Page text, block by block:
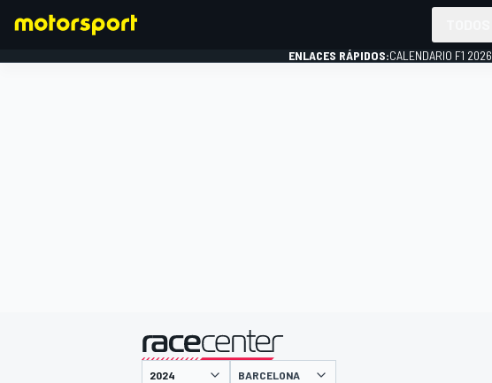
ENLACES RÁPIDOS:CALENDARIO F1 2026
presentado por
BARCELONA